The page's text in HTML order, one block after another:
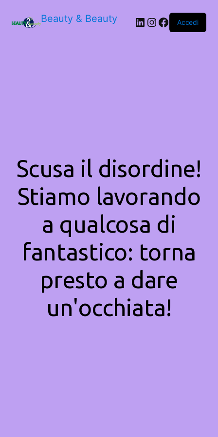
Beauty & Beauty LinkedIn
Instagram
Facebook
Accedi
Scusa il disordine!
Stiamo lavorando
a qualcosa di
fantastico: torna
presto a dare
un'occhiata!